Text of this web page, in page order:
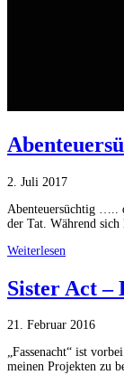
2. Juli 2017
Abenteuersüchtig …..
der Tat. Während
Weiterlesen
Sister Act –
21. Februar 2016
„Fassenacht“ ist
meinen Projekten zu